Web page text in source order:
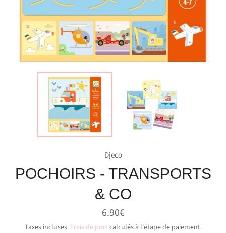
Djeco
POCHOIRS - TRANSPORTS
& CO
Prix
régulier
6.90€
Taxes incluses. Frais de portcalculés à l'étape de paiement.